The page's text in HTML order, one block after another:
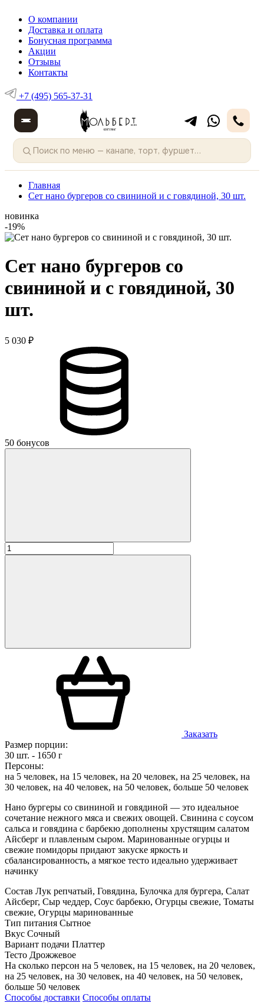
О компании
Доставка и оплата
Бонусная программа
Акции
Отзывы
Контакты
+7 (495) 565-37-31
Главная
Сет нано бургеров со свининой и с говядиной, 30 шт.
новинка
-19%
Сет нано бургеров со
свининой и с говядиной, 30
шт.
5 030 ₽
50 бонусов
Заказать
Размер порции:
30 шт. - 1650 г
Персоны:
на 5 человек, на 15 человек, на 20 человек, на 25 человек, на
30 человек, на 40 человек, на 50 человек, больше 50 человек
Нано бургеры со свининой и говядиной — это идеальное
сочетание нежного мяса и свежих овощей. Свинина с соусом
сальса и говядина с барбекю дополнены хрустящим салатом
Айсберг и плавленым сыром. Маринованные огурцы и
свежие помидоры придают закуске яркость и
сбалансированность, а мягкое тесто идеально удерживает
начинку
Состав Лук репчатый, Говядина, Булочка для бургера, Салат
Айсберг, Сыр чеддер, Соус барбекю, Огурцы свежие, Томаты
свежие, Огурцы маринованные
Тип питания Сытное
Вкус Сочный
Вариант подачи Платтер
Тесто Дрожжевое
На сколько персон на 5 человек, на 15 человек, на 20 человек,
на 25 человек, на 30 человек, на 40 человек, на 50 человек,
больше 50 человек
Способы доставки Способы оплаты